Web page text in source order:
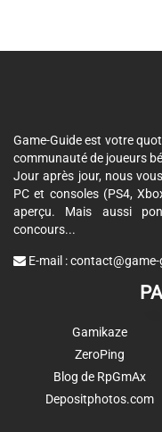
Game-Guide est votre
communauté de joueurs
Jour après jour, nous
PC et consoles (PS4,
aperçu. Mais aussi
concours...
E-mail :
Gamikaze
ZeroPing
Blog de RpGmAx
Depositphotos.com